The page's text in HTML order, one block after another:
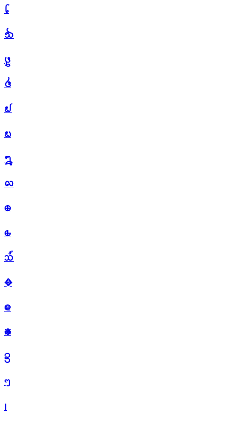
᪒
᪓
᪔
᪕
᪖
᪗
᪘
᪙
᪠
᪡
᪢
᪣
᪤
᪥
᪦
ᪧ
᪨